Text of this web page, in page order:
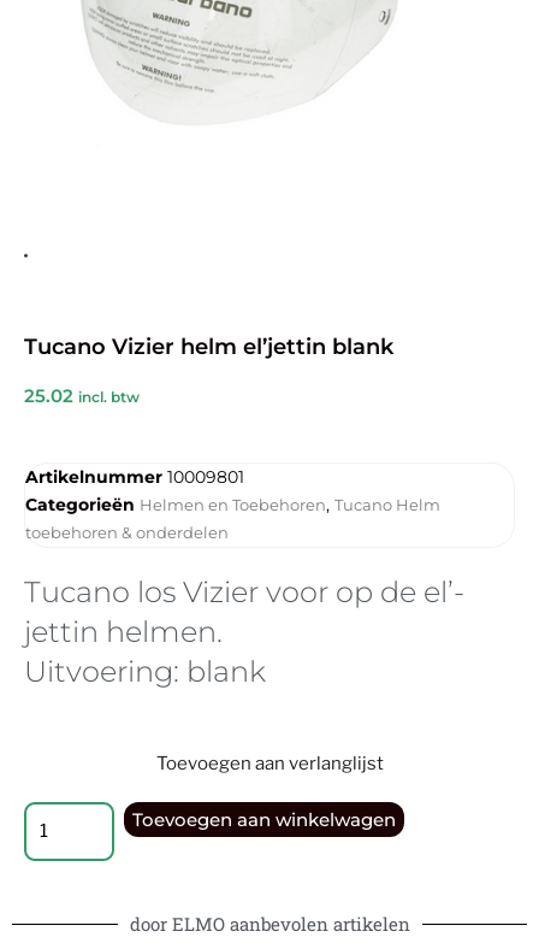
Tucano Vizier helm el’jettin blank
25.02 incl. btw
Artikelnummer 10009801
Categorieën Helmen en Toebehoren, Tucano Helm
toebehoren & onderdelen
Tucano los Vizier voor op de el’-
jettin helmen.
Uitvoering: blank
Toevoegen aan verlanglijst
Toevoegen aan winkelwagen
door ELMO aanbevolen artikelen